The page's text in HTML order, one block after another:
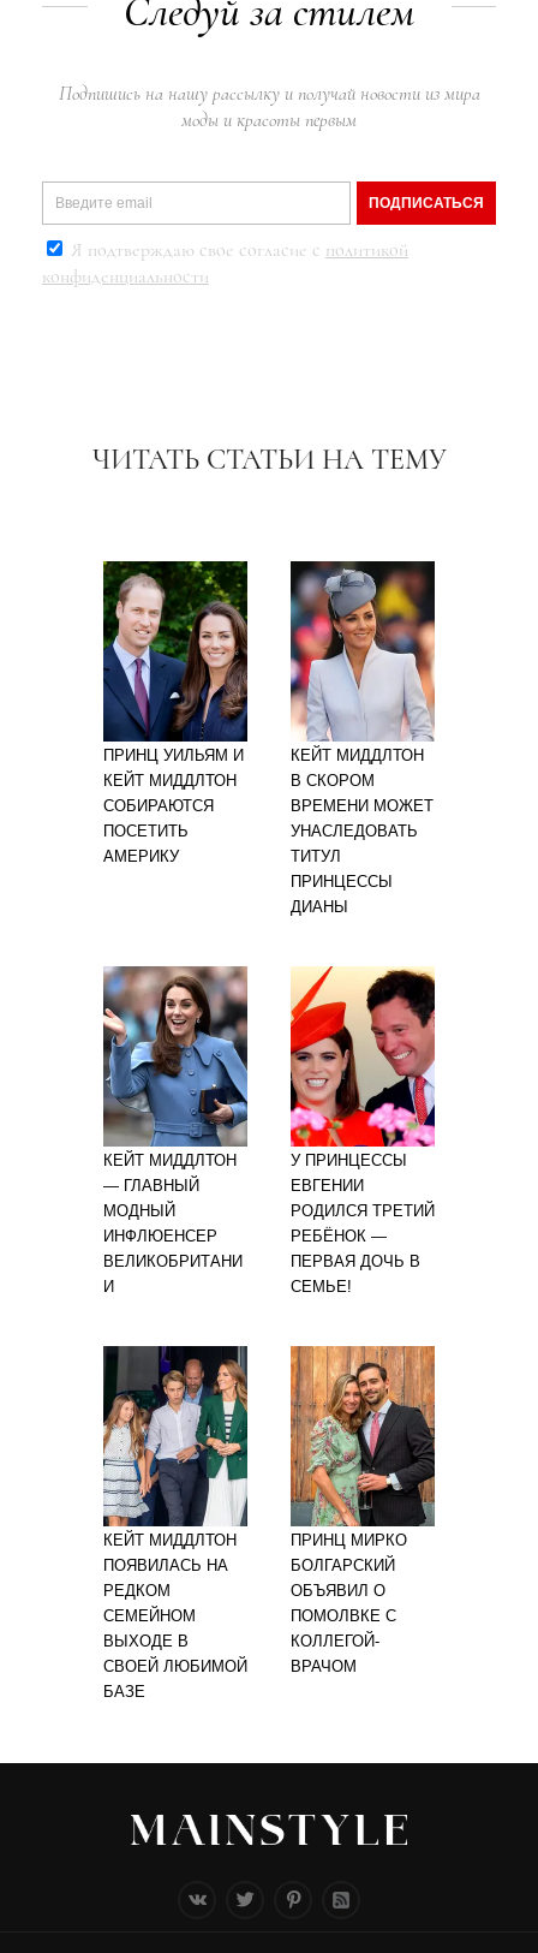
Следуй за стилем
Подпишись на нашу рассылку и получай новости из мира
моды и красоты первым
ПОДПИСАТЬСЯ
Я подтверждаю свое согласие с политикой
конфиденциальности
ЧИТАТЬ СТАТЬИ НА ТЕМУ
ПРИНЦ УИЛЬЯМ И
КЕЙТ МИДДЛТОН
СОБИРАЮТСЯ
ПОСЕТИТЬ
АМЕРИКУ
КЕЙТ МИДДЛТОН
В СКОРОМ
ВРЕМЕНИ МОЖЕТ
УНАСЛЕДОВАТЬ
ТИТУЛ
ПРИНЦЕССЫ
ДИАНЫ
КЕЙТ МИДДЛТОН
— ГЛАВНЫЙ
МОДНЫЙ
ИНФЛЮЕНСЕР
ВЕЛИКОБРИТАНИ
И
У ПРИНЦЕССЫ
ЕВГЕНИИ
РОДИЛСЯ ТРЕТИЙ
РЕБЁНОК —
ПЕРВАЯ ДОЧЬ В
СЕМЬЕ!
КЕЙТ МИДДЛТОН
ПОЯВИЛАСЬ НА
РЕДКОМ
СЕМЕЙНОМ
ВЫХОДЕ В
СВОЕЙ ЛЮБИМОЙ
БАЗЕ
ПРИНЦ МИРКО
БОЛГАРСКИЙ
ОБЪЯВИЛ О
ПОМОЛВКЕ С
КОЛЛЕГОЙ-
ВРАЧОМ